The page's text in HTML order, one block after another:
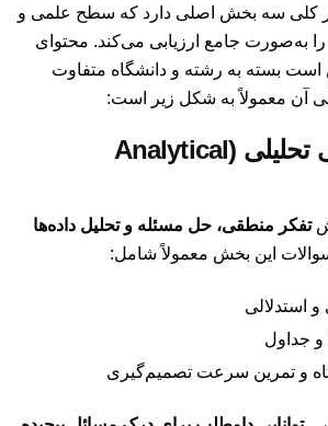
کلی سه بخش اصلی دارد که سطح علمی و
را به‌صورت جامع ارزیابی می‌کند. محتوای
بسته به رشته و دانشگاه متفاوت
آن معمولاً به شکل زیر است:
۱. بخش توانایی تحلیلی (Analytical
تفکر منطقی، حل مسئله و تحلیل داده‌ها
این بخش معمولاً شامل:
استدلالی
و جداول
و تمرین سرعت تصمیم‌گیری